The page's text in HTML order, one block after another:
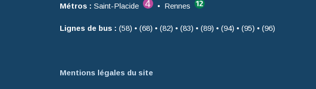
Métros : Saint-Placide • Rennes
Lignes de bus : (58) • (68) • (82) • (83) • (89) • (94) • (95) • (96)
Mentions légales du site